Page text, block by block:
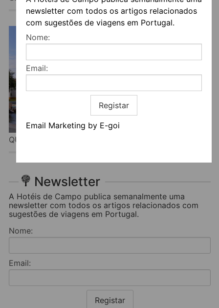
newsletter com todos os artigos relacionados
com sugestões de viagens em Portugal.
Nome:
Email:
Registar
Email Marketing by E-goi
QUINTA MARUGO RETREATS
Newsletter
A Hotéis de Campo publica semanalmente uma
newsletter com todos os artigos relacionados com
sugestões de viagens em Portugal.
Nome:
Email:
Registar